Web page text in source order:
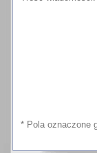
* Pola oznaczone